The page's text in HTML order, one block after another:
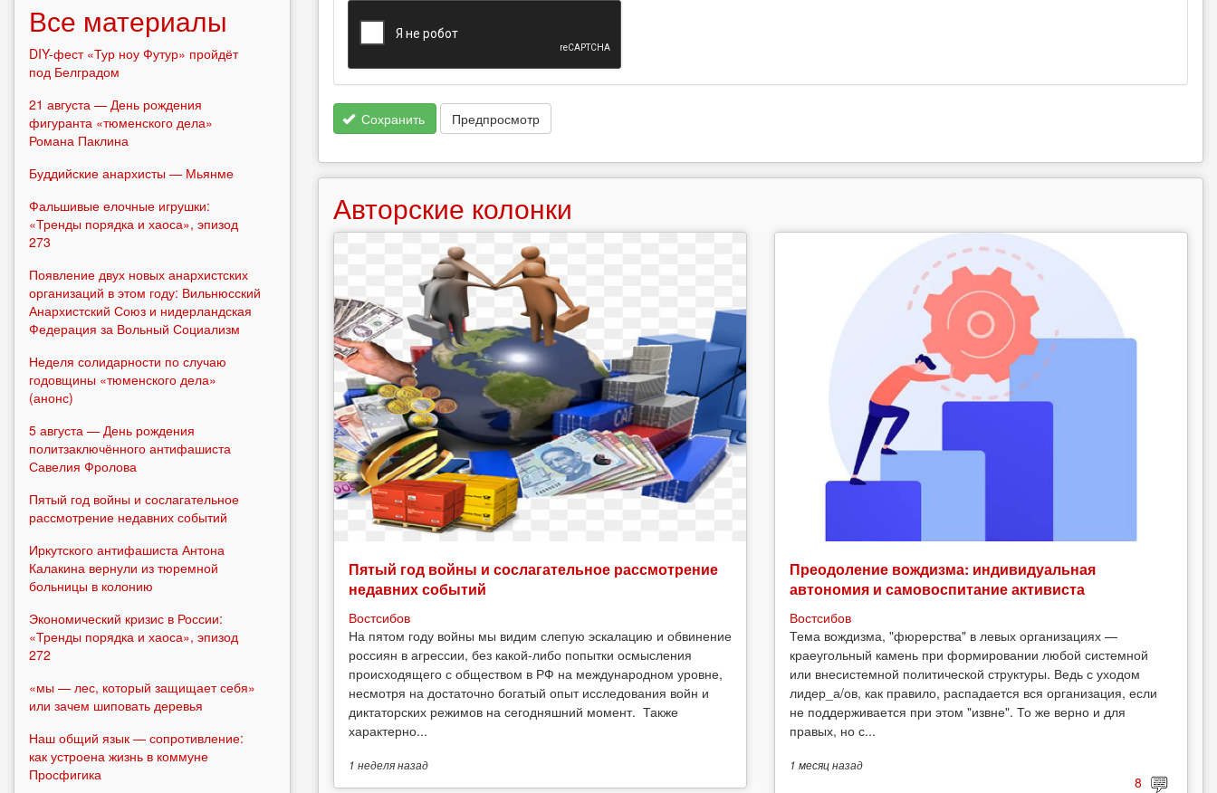
Сохранить Предпросмотр
Авторские колонки
Пятый год войны и сослагательное рассмотрение
недавних событий
Востсибов
На пятом году войны мы видим слепую эскалацию и обвинение
россиян в агрессии, без какой-либо попытки осмысления
происходящего с обществом в РФ на международном уровне,
несмотря на достаточно богатый опыт исследования войн и
диктаторских режимов на сегодняшний момент. Также
характерно...
1 неделяназад
Преодоление вождизма: индивидуальная
автономия и самовоспитание активиста
Востсибов
Тема вождизма, "фюрерства" в левых организациях —
краеугольный камень при формировании любой системной
или внесистемной политической структуры. Ведь с уходом
лидер_а/ов, как правило, распадается вся организация, если
не поддерживается при этом "извне". То же верно и для
правых, но с...
1 месяцназад
8
Все материалы
DIY-фест «Тур ноу Футур» пройдёт
под Белградом
21 августа — День рождения
фигуранта «тюменского дела»
Романа Паклина
Буддийские анархисты — Мьянме
Фальшивые елочные игрушки:
«Тренды порядка и хаоса», эпизод
273
Появление двух новых анархистских
организаций в этом году: Вильнюсский
Анархистский Союз и нидерландская
Федерация за Вольный Социализм
Неделя солидарности по случаю
годовщины «тюменского дела»
(анонс)
5 августа — День рождения
политзаключённого антифашиста
Савелия Фролова
Пятый год войны и сослагательное
рассмотрение недавних событий
Иркутского антифашиста Антона
Калакина вернули из тюремной
больницы в колонию
Экономический кризис в России:
«Тренды порядка и хаоса», эпизод
272
«мы — лес, который защищает себя»
или зачем шиповать деревья
Наш общий язык — сопротивление:
как устроена жизнь в коммуне
Просфигика